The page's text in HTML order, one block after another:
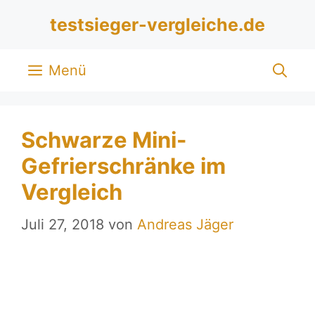
testsieger-vergleiche.de
Menü
Schwarze Mini-
Gefrierschränke im
Vergleich
Juli 27, 2018 von Andreas Jäger